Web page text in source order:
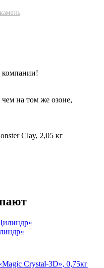
компании!
на том же озоне,
Clay, 2,05 кг